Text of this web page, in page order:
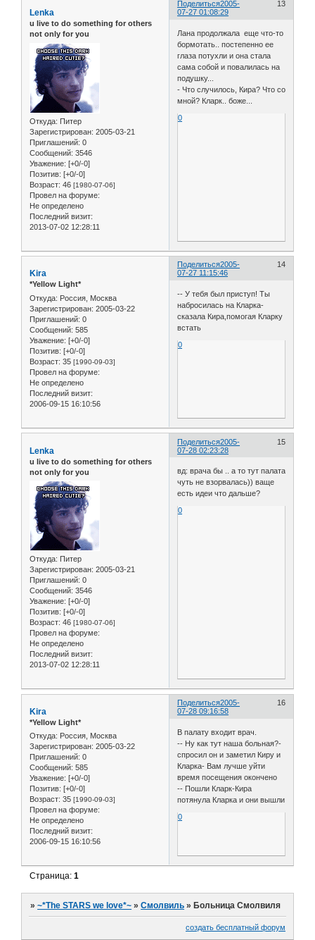
Поделиться 13
2005-
07-27 01:08:29
Lenka
u live to do something for others
not only for you
Откуда: Питер
Зарегистрирован: 2005-03-21
Приглашений: 0
Сообщений: 3546
Уважение: [+0/-0]
Позитив: [+0/-0]
Возраст: 46 [1980-07-06]
Провел на форуме:
Не определено
Последний визит:
2013-07-02 12:28:11
Лана продолжала еще что-то
бормотать.. постепенно ее
глаза потухли и она стала
сама собой и повалилась на
подушку...
- Что случилось, Кира? Что со
мной? Кларк.. боже...
0
Поделиться 14
2005-
07-27 11:15:46
Kira
*Yellow Light*
Откуда: Россия, Москва
Зарегистрирован: 2005-03-22
Приглашений: 0
Сообщений: 585
Уважение: [+0/-0]
Позитив: [+0/-0]
Возраст: 35 [1990-09-03]
Провел на форуме:
Не определено
Последний визит:
2006-09-15 16:10:56
-- У тебя был приступ! Ты
набросилась на Кларка-
сказала Кира,помогая Кларку
встать
0
Поделиться 15
2005-
07-28 02:23:28
Lenka
u live to do something for others
not only for you
Откуда: Питер
Зарегистрирован: 2005-03-21
Приглашений: 0
Сообщений: 3546
Уважение: [+0/-0]
Позитив: [+0/-0]
Возраст: 46 [1980-07-06]
Провел на форуме:
Не определено
Последний визит:
2013-07-02 12:28:11
вд: врача бы .. а то тут палата
чуть не взорвалась)) ваще
есть идеи что дальше?
0
Поделиться 16
2005-
07-28 09:16:58
Kira
*Yellow Light*
Откуда: Россия, Москва
Зарегистрирован: 2005-03-22
Приглашений: 0
Сообщений: 585
Уважение: [+0/-0]
Позитив: [+0/-0]
Возраст: 35 [1990-09-03]
Провел на форуме:
Не определено
Последний визит:
2006-09-15 16:10:56
В палату входит врач.
-- Ну как тут наша больная?-
спросил он и заметил Киру и
Кларка- Вам лучше уйти
время посещения окончено
-- Пошли Кларк-Кира
потянула Кларка и они вышли
0
Страница:1
»~*The STARS we love*~ »Смолвиль » Больница Смолвиля
создать бесплатный форум